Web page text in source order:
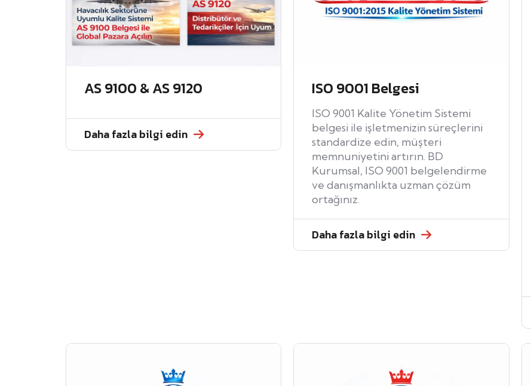
AS 9100 & AS 9120
Daha fazla bilgi edin
ISO 9001 Belgesi
ISO 9001 Kalite Yönetim Sistemi
belgesi ile işletmenizin süreçlerini
standardize edin, müşteri
memnuniyetini artırın. BD
Kurumsal, ISO 9001 belgelendirme
ve danışmanlıkta uzman çözüm
ortağınız.
Daha fazla bilgi edin